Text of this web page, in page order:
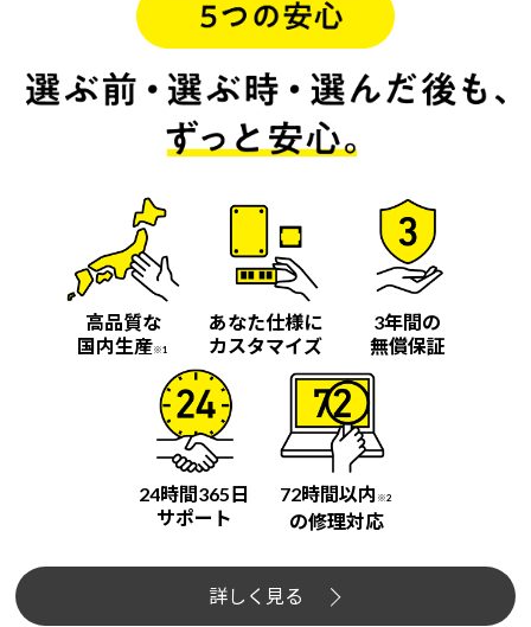
高品質な
国内生産※1
あなた仕様に
カスタマイズ
3年間の
無償保証
24時間365日
サポート
72時間以内 ※2
の修理対応
詳しく見る